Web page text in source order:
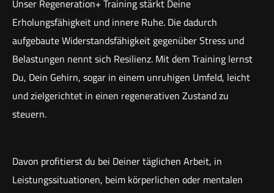
Unser Regeneration+ Training stärkt Deine
Erholungsfähigkeit und innere Ruhe. Die dadurch
aufgebaute Widerstandsfähigkeit gegenüber Stress und
Belastungen nennt sich Resilienz. Mit dem Training lernst
Du, Dein Gehirn, sogar in einem unruhigen Umfeld, leicht
und zielgerichtet in einen regenerativen Zustand zu
steuern.
Davon profitierst du bei Deiner täglichen Arbeit, in
Leistungssituationen, beim körperlichen oder mentalen